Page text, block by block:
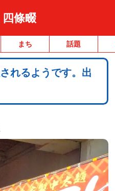
條畷
まち 話題
れるようです。出